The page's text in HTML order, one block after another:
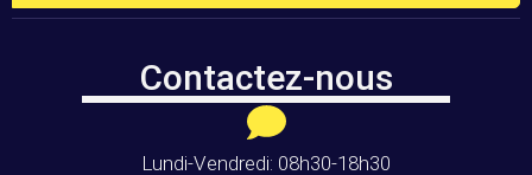
Contactez-nous
Lundi-Vendredi: 08h30-18h30